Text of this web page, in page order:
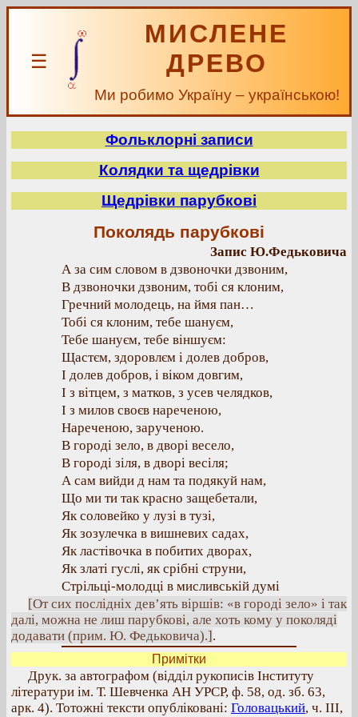
☰
МИСЛЕНЕ
ДРЕВО
Ми робимо Україну – українською!
Фольклорні записи
Колядки та щедрівки
Щедрівки парубкові
Поколядь парубкові
Запис Ю.Федьковича
А за сим словом в дзвоночки дзвоним,
В дзвоночки дзвоним, тобі ся клоним,
Гречний молодець, на ймя пан…
Тобі ся клоним, тебе шануєм,
Тебе шануєм, тебе віншуєм:
Щастєм, здоровлєм і долев добров,
І долев добров, і віком довгим,
І з вітцем, з матков, з усев челядков,
І з милов своєв нареченою,
Нареченою, зарученою.
В городі зело, в дворі весело,
В городі зіля, в дворі весіля;
А сам вийди д нам та подякуй нам,
Що ми ти так красно защебетали,
Як соловейко у лузі в тузі,
Як зозулечка в вишневих садах,
Як ластівочка в побитих дворах,
Як златі гуслі, як срібні струни,
Стрільці-молодці в мисливській думі
[От сих послідніх дев’ять віршів: «в городі зело» і так
далі, можна не лиш парубкові, але хоть кому у поколяді
додавати (прим. Ю. Федьковича).].
Примітки
Друк. за автографом (відділ рукописів Інституту
літератури ім. Т. Шевченка АН УРСР, ф. 58, од. зб. 63,
арк. 4). Тотожні тексти опубліковані: Головацький, ч. III,